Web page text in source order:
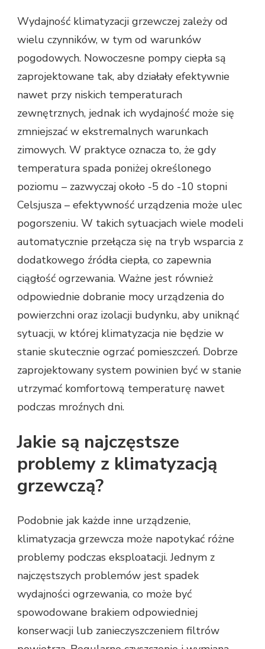
Wydajność klimatyzacji grzewczej zależy od
wielu czynników, w tym od warunków
pogodowych. Nowoczesne pompy ciepła są
zaprojektowane tak, aby działały efektywnie
nawet przy niskich temperaturach
zewnętrznych, jednak ich wydajność może się
zmniejszać w ekstremalnych warunkach
zimowych. W praktyce oznacza to, że gdy
temperatura spada poniżej określonego
poziomu – zazwyczaj około -5 do -10 stopni
Celsjusza – efektywność urządzenia może ulec
pogorszeniu. W takich sytuacjach wiele modeli
automatycznie przełącza się na tryb wsparcia z
dodatkowego źródła ciepła, co zapewnia
ciągłość ogrzewania. Ważne jest również
odpowiednie dobranie mocy urządzenia do
powierzchni oraz izolacji budynku, aby uniknąć
sytuacji, w której klimatyzacja nie będzie w
stanie skutecznie ogrzać pomieszczeń. Dobrze
zaprojektowany system powinien być w stanie
utrzymać komfortową temperaturę nawet
podczas mroźnych dni.
Jakie są najczęstsze
problemy z klimatyzacją
grzewczą?
Podobnie jak każde inne urządzenie,
klimatyzacja grzewcza może napotykać różne
problemy podczas eksploatacji. Jednym z
najczęstszych problemów jest spadek
wydajności ogrzewania, co może być
spowodowane brakiem odpowiedniej
konserwacji lub zanieczyszczeniem filtrów